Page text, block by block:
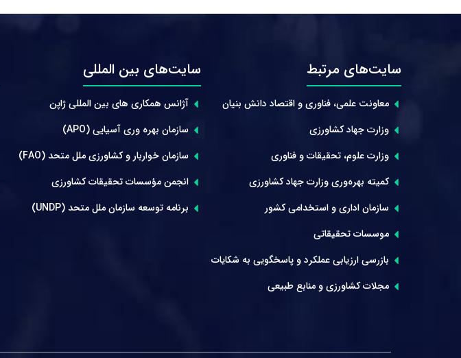
سایت‌های مرتبط
معاونت علمی، فناوری و اقتصاد دانش بنیان
وزارت جهاد کشاورزی
وزارت علوم، تحقیقات و فناوری
کمیته بهره‌وری وزارت جهاد کشاورزی
سازمان اداری و استخدامی کشور
موسسات تحقیقاتی
بازرسی ارزیابی عملکرد و پاسخگویی به شکایات
مجلات کشاورزی و منابع طبیعی
سایت‌های بین المللی
آژانس همکاری های بین المللی ژاپن
سازمان بهره وری آسیایی (APO)
سازمان خواربار و کشاورزی ملل متحد (FAO)
انجمن مؤسسات تحقیقات کشاورزی
برنامه توسعه سازمان ملل متحد (UNDP)